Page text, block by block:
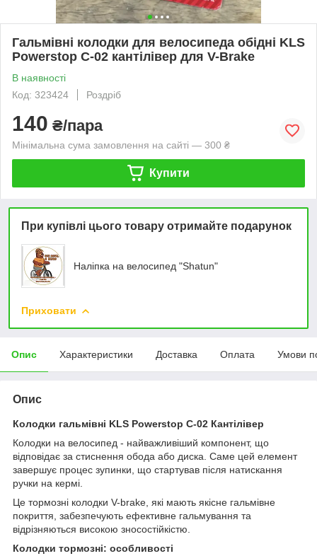
Гальмівні колодки для велосипеда обідні KLS
Powerstop C-02 кантілівер для V-Brake
В наявності
Код: 323424
Роздріб
140 ₴/пара
Мінімальна сума замовлення на сайті — 300 ₴
Купити
При купівлі цього товару отримайте подарунок
Наліпка на велосипед "Shatun"
Приховати
Опис Характеристики Доставка Оплата Умови
Опис
Колодки гальмівні KLS Powerstop C-02 Кантілівер
Колодки на велосипед - найважливіший компонент, що
відповідає за стиснення обода або диска. Саме цей елемент
завершує процес зупинки, що стартував після натискання
ручки на кермі.
Це тормозні колодки V-brake, які мають якісне гальмівне
покриття, забезпечують ефективне гальмування та
відрізняються високою зносостійкістю.
Колодки тормозні: особливості